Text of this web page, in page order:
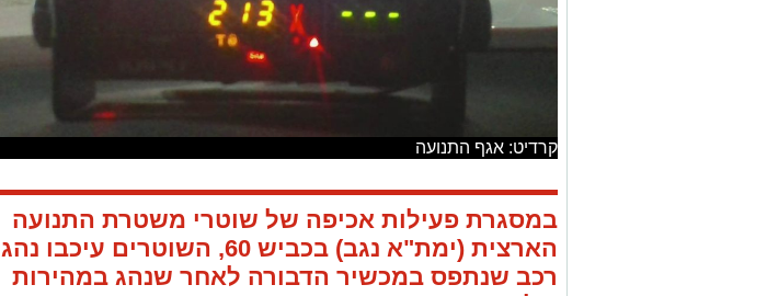
קרדיט: אגף התנועה
במסגרת פעילות אכיפה של שוטרי משטרת התנועה
הארצית (ימת"א נגב) בכביש 60, השוטרים עיכבו נהג
רכב שנתפס במכשיר הדבורה לאחר שנהג במהירות